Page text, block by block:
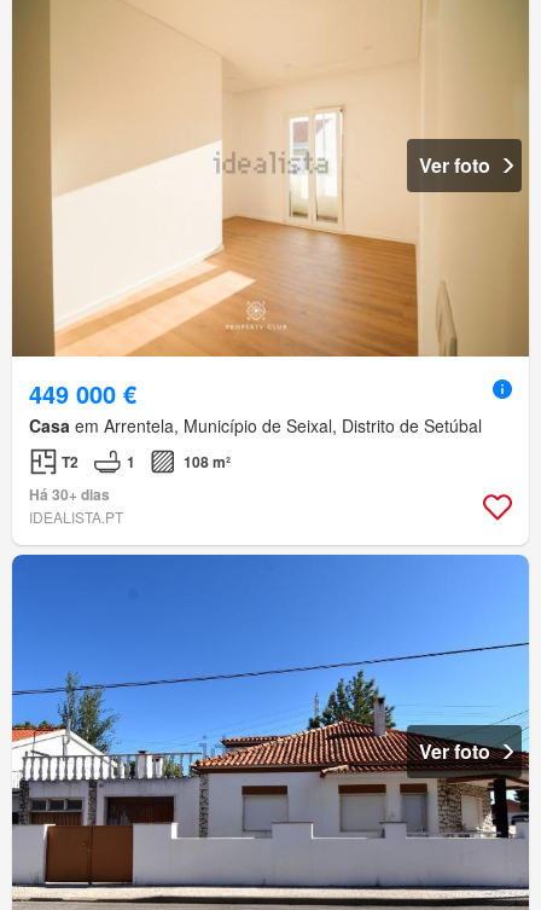
Ver foto
449 000 €
Casa em Arrentela, Município de Seixal, Distrito de Setúbal
T2 1
108 m²
Há 30+ dias
IDEALISTA.PT
Ver foto